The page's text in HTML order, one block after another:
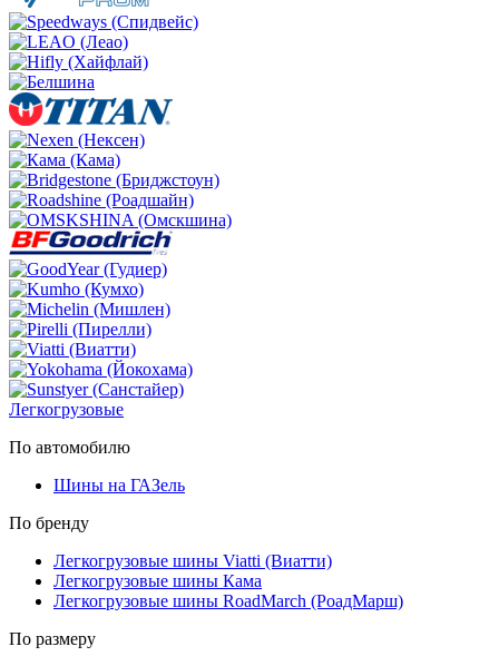
Легкогрузовые
По автомобилю
Шины на ГАЗель
По бренду
Легкогрузовые шины Viatti (Виатти)
Легкогрузовые шины Кама
Легкогрузовые шины RoadMarch (РоадМарш)
По размеру